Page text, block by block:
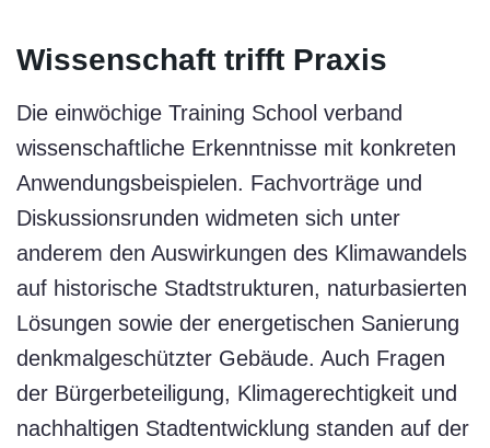
Wissenschaft trifft Praxis
Die einwöchige Training School verband
wissenschaftliche Erkenntnisse mit konkreten
Anwendungsbeispielen. Fachvorträge und
Diskussionsrunden widmeten sich unter
anderem den Auswirkungen des Klimawandels
auf historische Stadtstrukturen, naturbasierten
Lösungen sowie der energetischen Sanierung
denkmalgeschützter Gebäude. Auch Fragen
der Bürgerbeteiligung, Klimagerechtigkeit und
nachhaltigen Stadtentwicklung standen auf der